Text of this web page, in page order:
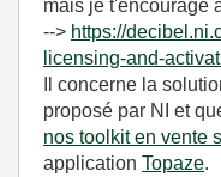
mais je t'encourage
--> https://
licensing-and-
Il concerne la
proposé par NI et
nos toolkit en vente
application Topaze.